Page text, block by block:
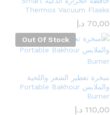
Thermos Vacuum Flasks
70,00 د.إ
Out Of Stock
مبخرة تعطير الشعر واللحية
والملابس Portable Bakhour
Burner
110,00 د.إ